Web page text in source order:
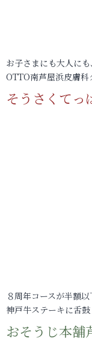
お子さまにも大人に
OTTO南芦屋浜皮膚科
そうさくてっ
８周年コースが半額
神戸牛ステーキに舌
おそうじ本舗